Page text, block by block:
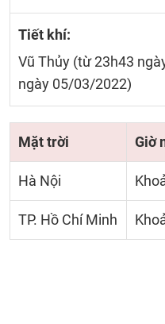
Tiết khí:
Vũ Thủy (từ 23h43
ngày 05/03/2022)
Mặt trời Giờ
Hà Nội
TP. Hồ Chí Minh